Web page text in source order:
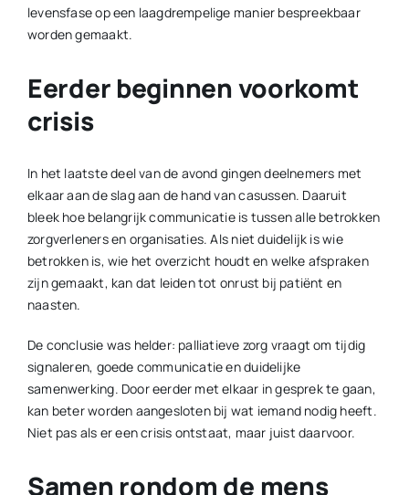
levensfase op een laagdrempelige manier bespreekbaar
worden gemaakt.
Eerder beginnen voorkomt
crisis
In het laatste deel van de avond gingen deelnemers met
elkaar aan de slag aan de hand van casussen. Daaruit
bleek hoe belangrijk communicatie is tussen alle betrokken
zorgverleners en organisaties. Als niet duidelijk is wie
betrokken is, wie het overzicht houdt en welke afspraken
zijn gemaakt, kan dat leiden tot onrust bij patiënt en
naasten.
De conclusie was helder: palliatieve zorg vraagt om tijdig
signaleren, goede communicatie en duidelijke
samenwerking. Door eerder met elkaar in gesprek te gaan,
kan beter worden aangesloten bij wat iemand nodig heeft.
Niet pas als er een crisis ontstaat, maar juist daarvoor.
Samen rondom de mens